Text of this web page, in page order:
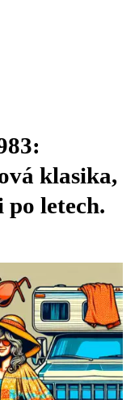
klasika,
po letech.